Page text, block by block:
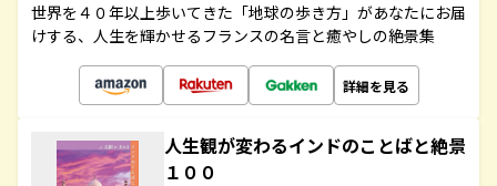
世界を４０年以上歩いてきた「地球の歩き方」があなたにお届
けする、人生を輝かせるフランスの名言と癒やしの絶景集
詳細を見る
人生観が変わるインドのことばと絶景
１００